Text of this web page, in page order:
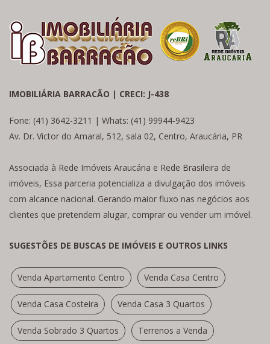
IMOBILIÁRIA BARRACÃO | CRECI: J-438
Fone: (41) 3642-3211 | Whats: (41) 99944-9423
Av. Dr. Victor do Amaral, 512, sala 02, Centro, Araucária, PR
Associada à Rede Imóveis Araucária e Rede Brasileira de
imóveis, Essa parceria potencializa a divulgação dos imóveis
com alcance nacional. Gerando maior fluxo nas negócios aos
clientes que pretendem alugar, comprar ou vender um imóvel.
SUGESTÕES DE BUSCAS DE IMÓVEIS E OUTROS LINKS
Venda Apartamento Centro Venda Casa Centro
Venda Casa Costeira Venda Casa 3 Quartos
Venda Sobrado 3 Quartos Terrenos a Venda